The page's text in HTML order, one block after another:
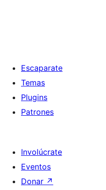
Escaparate
Temas
Plugins
Patrones
Involúcrate
Eventos
Donar ↗